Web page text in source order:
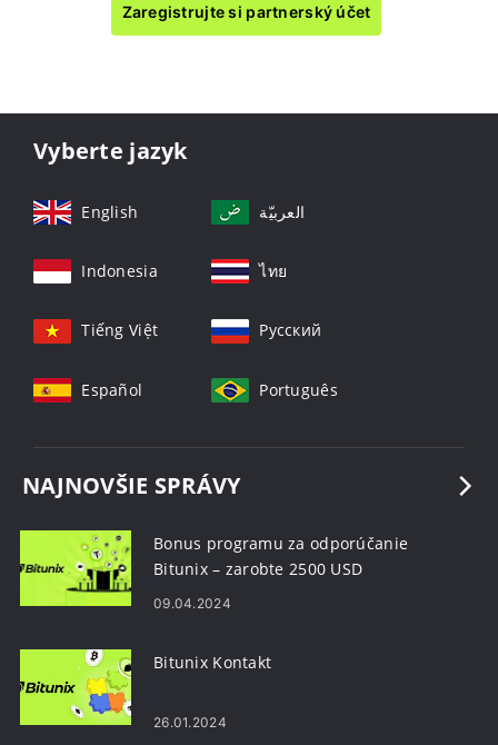
Zaregistrujte si partnerský účet
Vyberte jazyk
English العربيّة
Indonesia ไทย
Tiếng Việt Русский
Español Português
NAJNOVŠIE SPRÁVY
Bonus programu za odporúčanie
Bitunix – zarobte 2500 USD
09.04.2024
Bitunix Kontakt
26.01.2024